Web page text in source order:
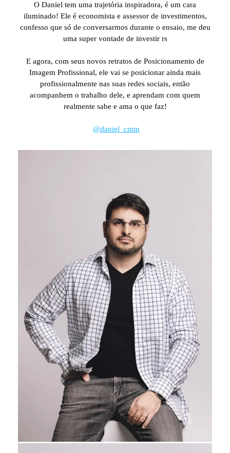
O Daniel tem uma trajetória inspiradora, é um cara
iluminado! Ele é economista e assessor de investimentos,
confesso que só de conversarmos durante o ensaio, me deu
uma super vontade de investir rs
E agora, com seus novos retratos de Posicionamento de
Imagem Profissional, ele vai se posicionar ainda mais
profissionalmente nas suas redes sociais, então
acompanhem o trabalho dele, e aprendam com quem
realmente sabe e ama o que faz!
@daniel_cmm